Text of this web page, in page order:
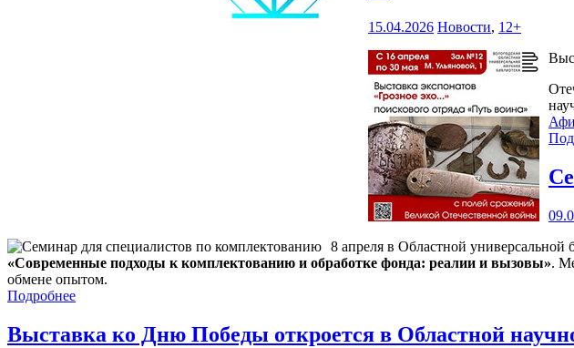
15.04.2026 Новости, 12+
8 апреля в Областной универсальной
«Современные подходы к комплектованию и обработке фонда: реалии и вызовы».
обмене опытом.
Подробнее
Выставка ко Дню Победы откроется в Областной